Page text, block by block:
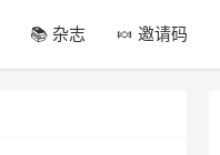
📚 杂志 🍬 邀请码